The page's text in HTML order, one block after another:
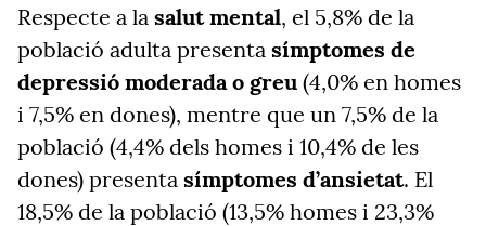
Respecte a la salut mental, el 5,8% de la
població adulta presenta símptomes de
depressió moderada o greu (4,0% en homes
i 7,5% en dones), mentre que un 7,5% de la
població (4,4% dels homes i 10,4% de les
dones) presenta símptomes d’ansietat. El
18,5% de la població (13,5% homes i 23,3%